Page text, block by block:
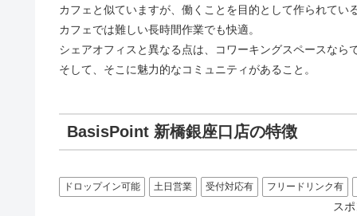
カフェと似ていますが、働くことを目的として作られてい
カフェでは難しい長時間作業でも快適。
シェアオフィスと異なる点は、コワーキングスペースなら
そして、そこに魅力的なコミュニティがあること。
BasisPoint 新橋銀座口店の特徴
ドロップイン可能 土日営業 受付対応有 フリードリンク有
ス